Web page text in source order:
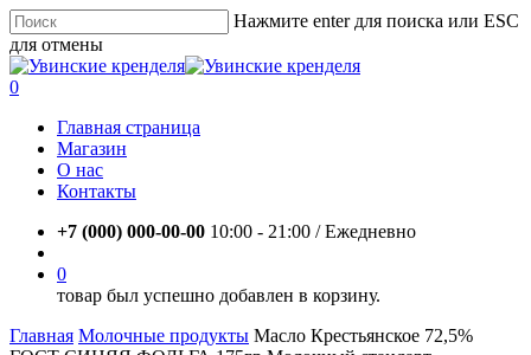
Skip
to
main
content
Нажмите enter для поиска или ESC
для отмены
Close
Search
account
0
Главная страница
Магазин
О нас
Контакты
+7 (000) 000-00-00 10:00 - 21:00 / Eжедневно
0
товар был успешно добавлен в корзину.
Главная Молочные продукты Масло Крестьянское 72,5%